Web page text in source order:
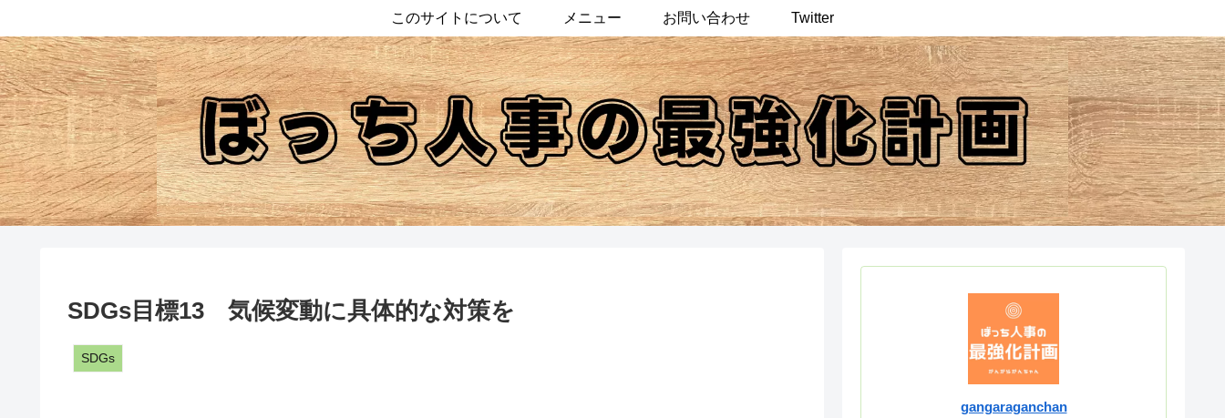
このサイトについて メニュー お問い合わせ Twitter
SDGs目標13 気候変動に具体的な対策を
SDGs
gangaraganchan